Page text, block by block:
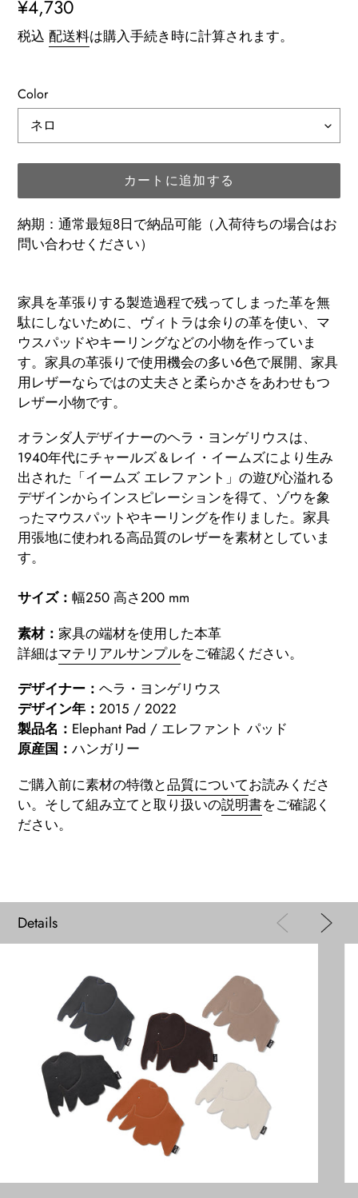
通
常
格
¥4,730
税込 配送料は購入手続き時に計算されます。
Color
カートに追加する
納期：通常最短8日で納品可能（入荷待ちの場合はお
問い合わせください）
ー
ト
に
商
品
を
加
す
る
家具を革張りする製造過程で残ってしまった革を無
駄にしないために、 ヴィトラは余りの革を使い、マ
ウスパッドやキーリングなどの小物を作っていま
す。 家具の革張り で使用機会の多い6色で展開、家具
用レザーならではの丈夫さと柔らかさをあわせもつ
レザー小物です。
オランダ人デザイナーのヘラ・ヨンゲリウスは、
1940年代にチャールズ＆レイ ・ イームズにより生み
出された「イームズ エレファント 」の遊び心溢れる
デザインからインスピレーションを得て、ゾウを象
ったマウスパットやキーリングを作りました。家具
用張地に使われる高品質のレザーを素材としていま
す。
サイズ： 幅250 高さ200 mm
素材： 家具の端材を使用した本革
詳細はマテリアルサンプルをご確認ください。
デザイナー： ヘラ・ヨンゲリウス
デザイン年： 2015 / 2022
製品名： Elephant Pad / エレファント パッド
原産国： ハンガリー
ご購入前に素材の特徴と品質についてお読みくださ
い。 そして組み立てと取り扱いの説明書をご確認く
ださい。
Details